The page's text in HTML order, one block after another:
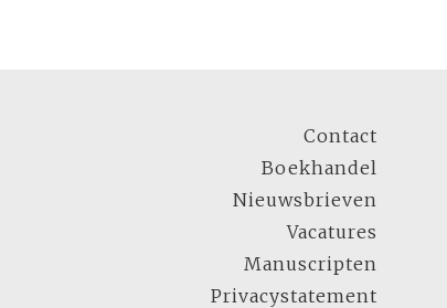
Contact
Boekhandel
Nieuwsbrieven
Vacatures
Manuscripten
Privacystatement